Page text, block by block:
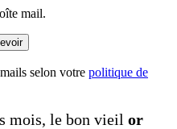
mail.
selon votre politique de
mois, le bon vieil or